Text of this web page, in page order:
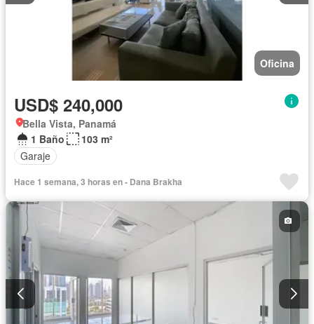
Oficina
USD$ 240,000
Bella Vista, Panamá
1 Baño
103 m²
Garaje
Hace 1 semana, 3 horas en - Dana Brakha